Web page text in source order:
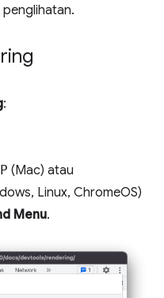
:
P (Mac) atau
Linux, ChromeOS)
Menu.